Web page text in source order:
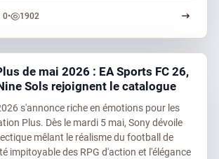
0• 1902
1902 vues
de mai 2026 : EA Sports FC 26,
Sols rejoignent le catalogue
s'annonce riche en émotions pour les
Plus. Dès le mardi 5 mai, Sony dévoile
mêlant le réalisme du football de
impitoyable des RPG d'action et l'élégance